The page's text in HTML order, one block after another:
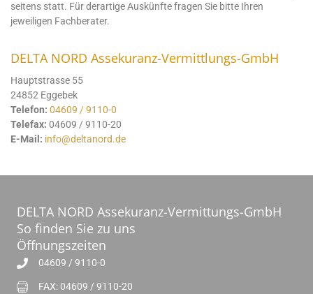
seitens statt. Für derartige Auskünfte fragen Sie bitte Ihren
jeweiligen Fachberater.
DELTA NORD Assekuranz-Vermittlungs-GmbH
Hauptstrasse 55
24852 Eggebek
Telefon: 04609 / 9110-0
Telefax: 04609 / 9110-20
E-Mail: info@deltanord.de
DELTA NORD Assekuranz-Vermittungs-GmbH
So finden Sie zu uns
Öffnungszeiten
04609 / 9110-0
FAX: 04609 / 9110-20